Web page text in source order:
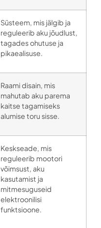
Süsteem, mis jälgib ja
reguleerib aku jõudlust,
tagades ohutuse ja
pikaealisuse.
Raami disain, mis
mahutab aku parema
kaitse tagamiseks
alumise toru sisse.
Keskseade, mis
reguleerib mootori
võimsust, aku
kasutamist ja
mitmesuguseid
elektroonilisi
funktsioone.